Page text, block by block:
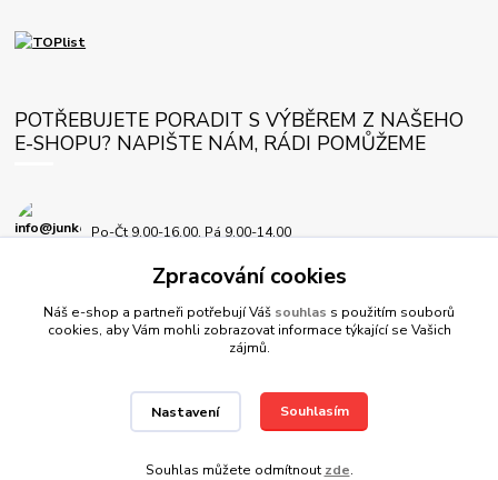
POTŘEBUJETE PORADIT S VÝBĚREM Z NAŠEHO
E-SHOPU? NAPIŠTE NÁM, RÁDI POMŮŽEME
Po-Čt 9.00-16.00, Pá 9.00-14.00
Zpracování cookies
Náš e-shop a partneři potřebují Váš souhlas s použitím souborů
cookies, aby Vám mohli zobrazovat informace týkající se Vašich
zájmů.
Nastavení Souhlasím
Souhlas můžete odmítnout zde.